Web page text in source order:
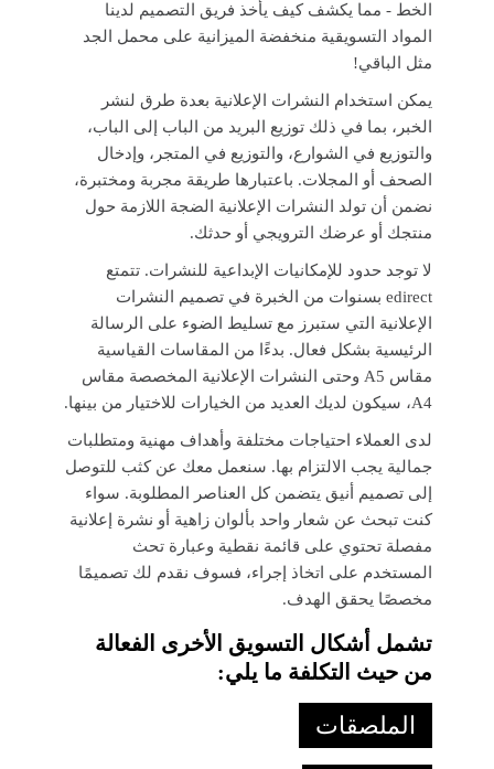
الخط - مما يكشف كيف يأخذ فريق التصميم لدينا
المواد التسويقية منخفضة الميزانية على محمل الجد
مثل الباقي!
يمكن استخدام النشرات الإعلانية بعدة طرق لنشر
الخبر، بما في ذلك توزيع البريد من الباب إلى الباب،
والتوزيع في الشوارع، والتوزيع في المتجر، وإدخال
الصحف أو المجلات. باعتبارها طريقة مجربة ومختبرة،
نضمن أن تولد النشرات الإعلانية الضجة اللازمة حول
منتجك أو عرضك الترويجي أو حدثك.
لا توجد حدود للإمكانيات الإبداعية للنشرات. تتمتع
edirect بسنوات من الخبرة في تصميم النشرات
الإعلانية التي ستبرز مع تسليط الضوء على الرسالة
الرئيسية بشكل فعال. بدءًا من المقاسات القياسية
مقاس A5 وحتى النشرات الإعلانية المخصصة مقاس
A4، سيكون لديك العديد من الخيارات للاختيار من بينها.
لدى العملاء احتياجات مختلفة وأهداف مهنية ومتطلبات
جمالية يجب الالتزام بها. سنعمل معك عن كثب للتوصل
إلى تصميم أنيق يتضمن كل العناصر المطلوبة. سواء
كنت تبحث عن شعار واحد بألوان زاهية أو نشرة إعلانية
مفصلة تحتوي على قائمة نقطية وعبارة تحث
المستخدم على اتخاذ إجراء، فسوف نقدم لك تصميمًا
مخصصًا يحقق الهدف.
تشمل أشكال التسويق الأخرى الفعالة
من حيث التكلفة ما يلي:
الملصقات